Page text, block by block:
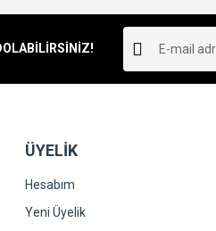
ÜYELİK
Hesabım
Yeni Üyelik